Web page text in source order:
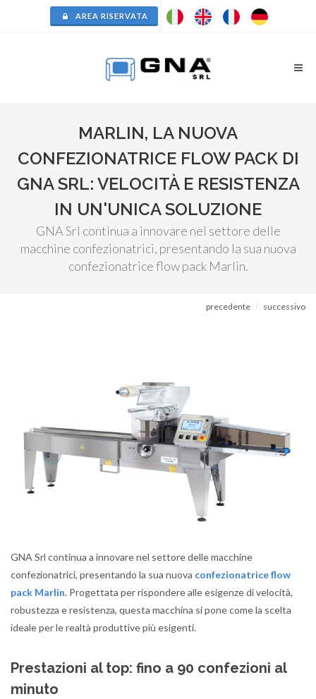
AREA RISERVATA
MARLIN, LA NUOVA
CONFEZIONATRICE FLOW PACK DI
GNA SRL: VELOCITÀ E RESISTENZA
IN UN'UNICA SOLUZIONE
GNA Srl continua a innovare nel settore delle
macchine confezionatrici, presentando la sua nuova
confezionatrice flow pack Marlin.
precedente successivo
GNA Srl continua a innovare nel settore delle macchine
confezionatrici, presentando la sua nuova confezionatrice flow
pack Marlin. Progettata per rispondere alle esigenze di velocità,
robustezza e resistenza, questa macchina si pone come la scelta
ideale per le realtà produttive più esigenti.
Prestazioni al top: fino a 90 confezioni al
minuto